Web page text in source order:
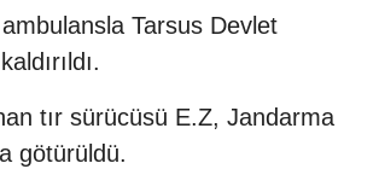
Tarsus Devlet
tır sürücüsü E.Z, Jandarma
götürüldü.